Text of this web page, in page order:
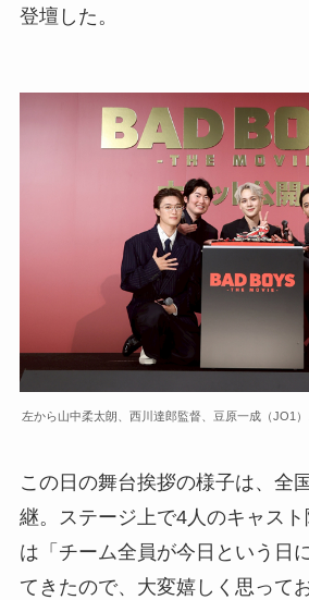
登壇した。
左から山中柔太朗、西川達郎監督、豆原一成（JO1）
この日の舞台挨拶の様子は、全
継。ステージ上で4人のキャス
は「チーム全員が今日という日
てきたので、大変嬉しく思って